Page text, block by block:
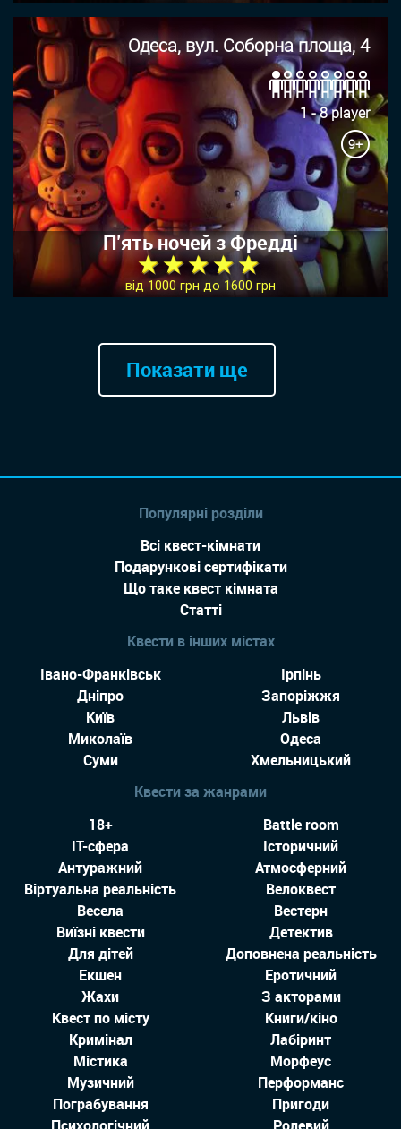
Одеса, вул. Соборна площа, 4
1 - 8 player
9+
П'ять ночей з Фредді
★ ★ ★ ★ ★
від 1000 грн до 1600 грн
Показати ще
Популярні розділи
Всі квест-кімнати
Подарункові сертифікати
Що таке квест кімната
Статті
Квести в інших містах
Івано-Франківськ
Ірпінь
Дніпро
Запоріжжя
Київ
Львів
Миколаїв
Одеса
Суми
Хмельницький
Квести за жанрами
18+
Battle room
IT-сфера
Історичний
Антуражний
Атмосферний
Віртуальна реальність
Велоквест
Весела
Вестерн
Виїзні квести
Детектив
Для дітей
Доповнена реальність
Екшен
Еротичний
Жахи
З акторами
Квест по місту
Книги/кіно
Кримінал
Лабіринт
Містика
Морфеус
Музичний
Перформанс
Пограбування
Пригоди
Психологічний
Ролевий